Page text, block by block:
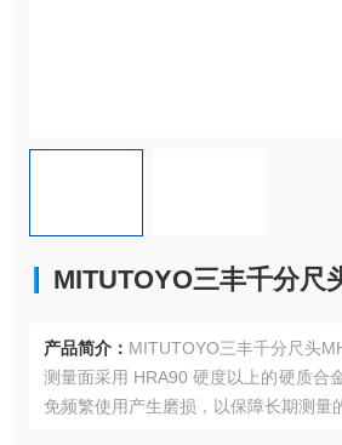
MITUTOYO三丰千分尺
产品简介： MITUTOYO三丰千分尺头
测量面采用 HRA90 硬度以上的硬质合
免频繁使用产生磨损，以保障长期测量